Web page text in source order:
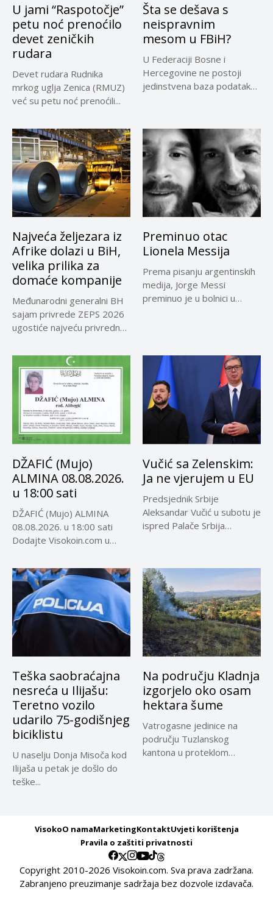
U jami “Raspotočje”
petu noć prenoćilo
devet zeničkih
rudara
Devet rudara Rudnika
mrkog uglja Zenica (RMUZ)
već su petu noć prenoćili...
Šta se dešava s
neispravnim
mesom u FBiH?
U Federaciji Bosne i
Hercegovine ne postoji
jedinstvena baza podataka
Najveća željezara iz
Afrike dolazi u BiH,
velika prilika za
domaće kompanije
Međunarodni generalni BH
sajam privrede ZEPS 2026
ugostiće najveću privrednu
Preminuo otac
Lionela Messija
Prema pisanju argentinskih
medija, Jorge Messi
preminuo je u bolnici u
DŽAFIĆ (Mujo)
ALMINA 08.08.2026.
u 18:00 sati
DŽAFIĆ (Mujo) ALMINA
08.08.2026. u 18:00 sati
Dodajte Visokoin.com u
Vučić sa Zelenskim:
Ja ne vjerujem u EU
Predsjednik Srbije
Aleksandar Vučić u subotu je
ispred Palače Srbija
Teška saobraćajna
nesreća u Ilijašu:
Teretno vozilo
udarilo 75-godišnjeg
biciklistu
U naselju Donja Misoča kod
Ilijaša u petak je došlo do
teške...
Na području Kladnja
izgorjelo oko osam
hektara šume
Vatrogasne jedinice na
području Tuzlanskog
kantona u proteklom
VisokoO namaMarketingKontaktUvjeti korištenja
Pravila o zaštiti privatnosti
Copyright 2010-2026 Visokoin.com. Sva prava zadržana.
Zabranjeno preuzimanje sadržaja bez dozvole izdavača.